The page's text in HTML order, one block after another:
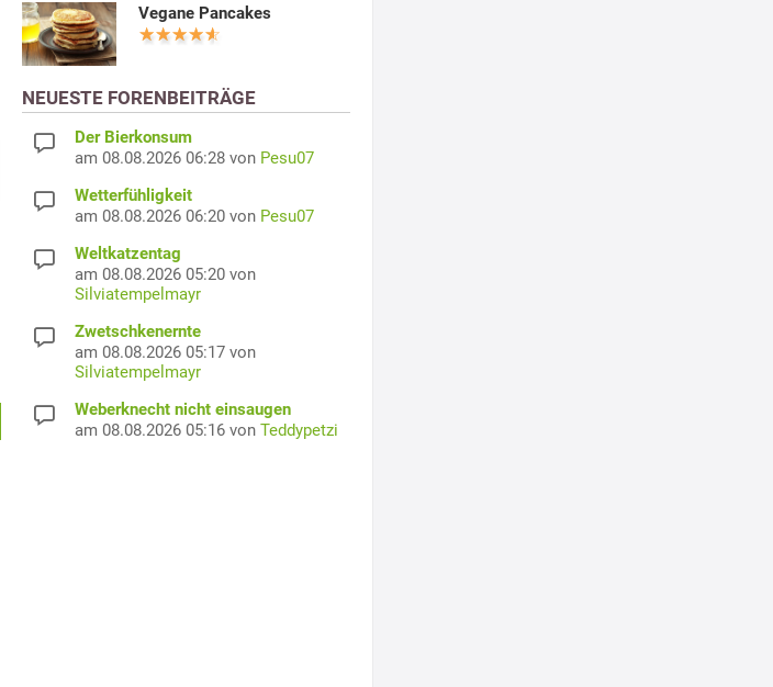
Vegane Pancakes
NEUESTE FORENBEITRÄGE
Der Bierkonsum
am 08.08.2026 06:28 von Pesu07
Wetterfühligkeit
am 08.08.2026 06:20 von Pesu07
Weltkatzentag
am 08.08.2026 05:20 von
Silviatempelmayr
Zwetschkenernte
am 08.08.2026 05:17 von
Silviatempelmayr
Weberknecht nicht einsaugen
am 08.08.2026 05:16 von Teddypetzi